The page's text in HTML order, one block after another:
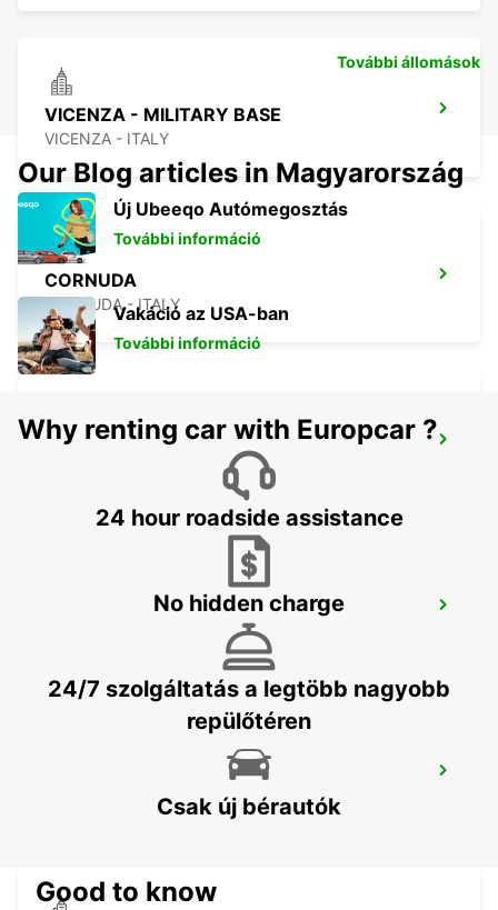
VICENZA - MILITARY BASE
VICENZA - ITALY
CORNUDA
CORNUDA - ITALY
VICENZA
VELENCE REPÜLOTÉR
VENEZIA - ITALY
További állomások
Our Blog articles in Magyarország
Új Ubeeqo Autómegosztás
További információ
Vakáció az USA-ban
További információ
Why renting car with Europcar ?
24 hour roadside assistance
No hidden charge
24/7 szolgáltatás a legtöbb nagyobb
repülőtéren
Csak új bérautók
Good to know